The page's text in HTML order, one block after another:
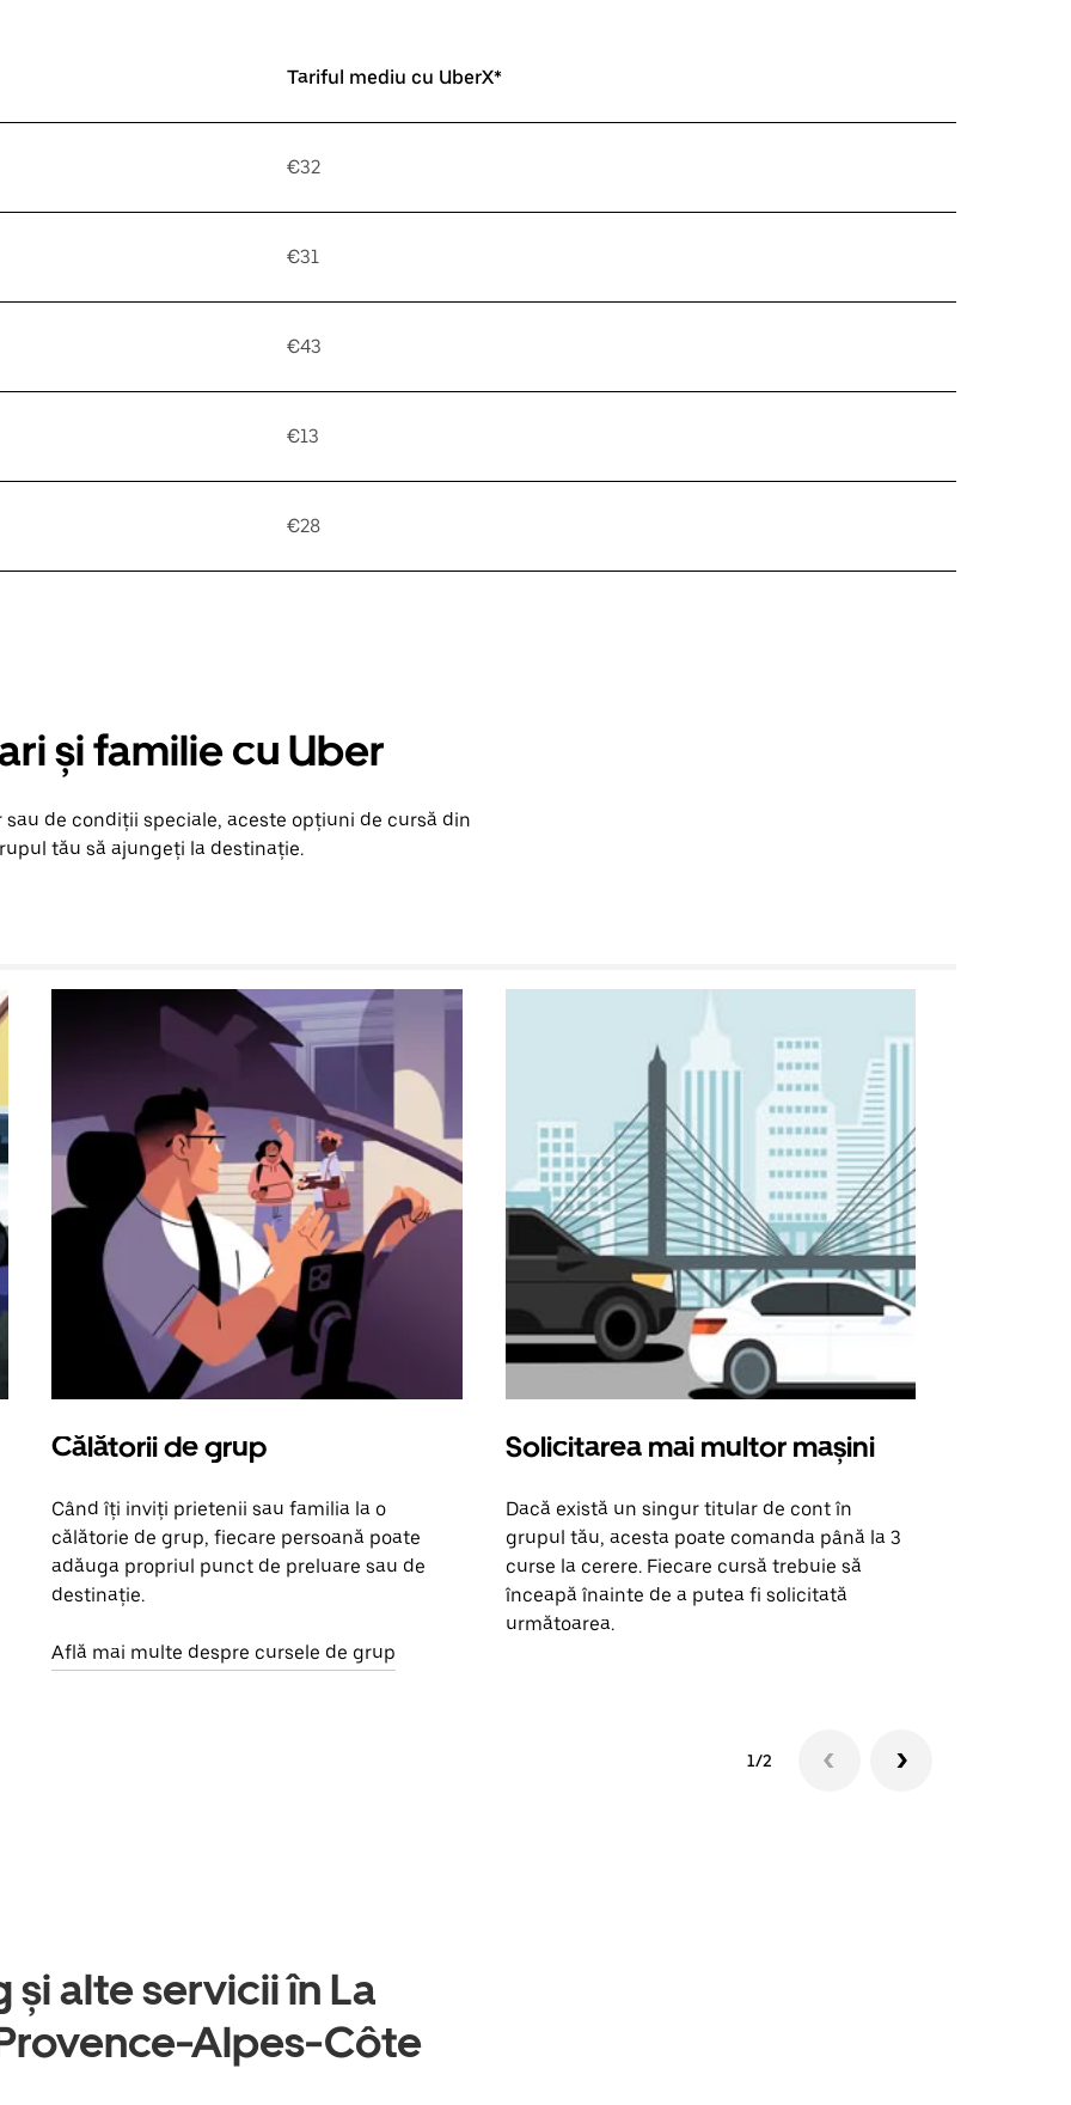
Tariful mediu cu UberX*
€32
€31
€43
€13
€28
și familie cu Uber
de condiții speciale, aceste opțiuni de cursă din
tău să ajungeți la destinație.
Călătorii de grup
Când îți inviți prietenii sau familia la o
călătorie de grup, fiecare persoană poate
adăuga propriul punct de preluare sau de
destinație.
Află mai multe despre cursele de grup
Solicitarea mai multor mașini
Dacă există un singur titular de cont în
grupul tău, acesta poate comanda până la 3
curse la cerere. Fiecare cursă trebuie să
înceapă înainte de a putea fi solicitată
următoarea.
1/2
alte servicii în La
Alpes-Côte